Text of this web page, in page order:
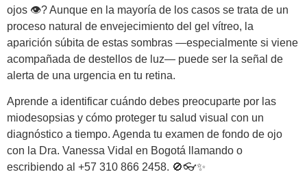
ojos 👁️? Aunque en la mayoría de los casos se trata de un
proceso natural de envejecimiento del gel vítreo, la
aparición súbita de estas sombras —especialmente si viene
acompañada de destellos de luz— puede ser la señal de
alerta de una urgencia en tu retina.
Aprende a identificar cuándo debes preocuparte por las
miodesopsias y cómo proteger tu salud visual con un
diagnóstico a tiempo. Agenda tu examen de fondo de ojo
con la Dra. Vanessa Vidal en Bogotá llamando o
escribiendo al +57 310 866 2458. 🚫👓✨